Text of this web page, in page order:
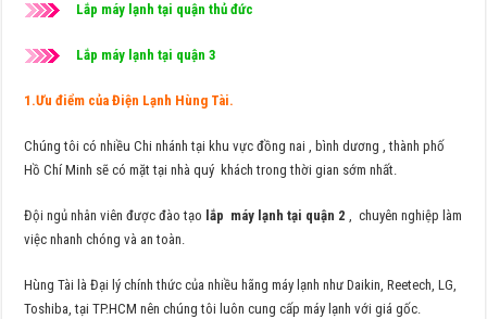
Lắp máy lạnh tại quận thủ đức
Lắp máy lạnh tại quận 3
1.Ưu điểm của Điện Lạnh Hùng Tài.
Chúng tôi có nhiều Chi nhánh tại khu vực đồng nai , bình dương , thành phố
Hồ Chí Minh sẽ có mặt tại nhà quý khách trong thời gian sớm nhất.
Đội ngủ nhân viên được đào tạo lắp máy lạnh tại quận 2, chuyên nghiệp làm
việc nhanh chóng và an toàn.
Hùng Tài là Đại lý chính thức của nhiều hãng máy lạnh như Daikin, Reetech, LG,
Toshiba, tại TP.HCM nên chúng tôi luôn cung cấp máy lạnh với giá gốc.